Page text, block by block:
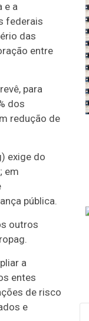
e a
federais
das
entre
para
dos
redução de
exige do
em
pública.
outros
a
entes
de risco
e